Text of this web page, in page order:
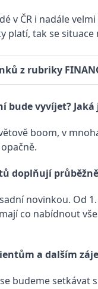
v ČR i nadále
platí, tak se situace
z rubriky
bude vyvíjet?
boom, v
doplňují
novinkou. Od
co nabídnout
a dalším
budeme